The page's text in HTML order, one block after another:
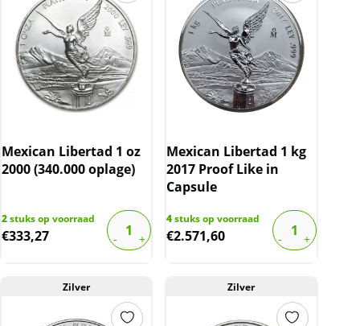
Mexican Libertad 1 oz
2000 (340.000 oplage)
2stuks op voorraad
€333,27
Mexican Libertad 1 kg
2017 Proof Like in
Capsule
4stuks op voorraad
€2.571,60
Zilver Zilver